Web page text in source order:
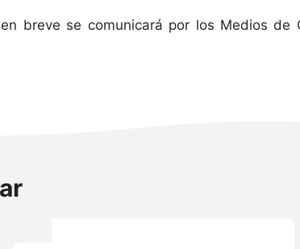
breve se comunicará por los Medios